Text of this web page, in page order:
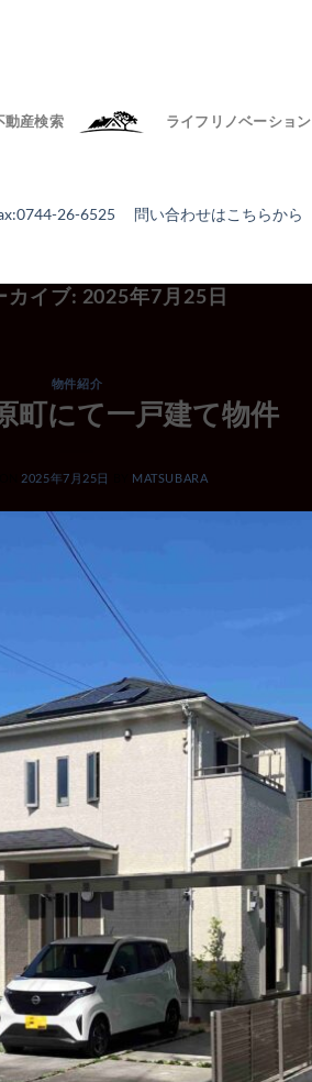
動産検索 ライフリノベーション
26-6525 問い合わせはこちらから
カイブ: 2025年7月25日
物件紹介
町にて一戸建て物件
2025年7月25日 MATSUBARA